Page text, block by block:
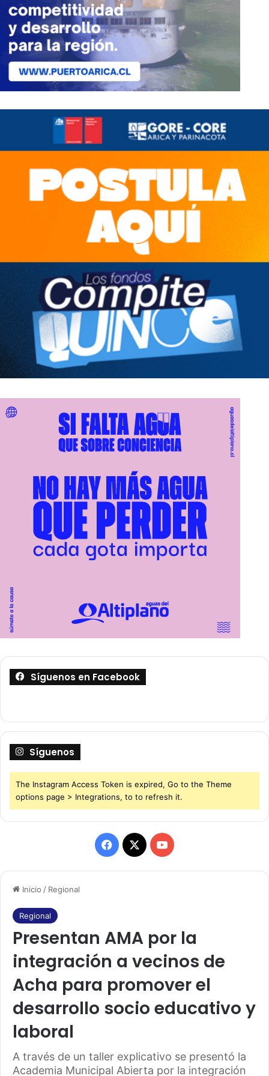
Inicio / Regional
Regional
Presentan AMA por la
integración a vecinos de
Acha para promover el
desarrollo socio educativo y
laboral
A través de un taller explicativo se presentó la
Academia Municipal Abierta por la integración
Síguenos en Facebook
Síguenos
The Instagram Access Token is expired, Go to the Theme
options page > Integrations, to to refresh it.
F
a
b
o
o
k
X
Y
o
u
b
e